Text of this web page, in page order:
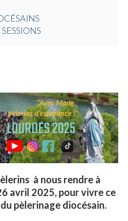
à nous rendre à
avril 2025, pour vivre ce
pèlerinage diocésain.